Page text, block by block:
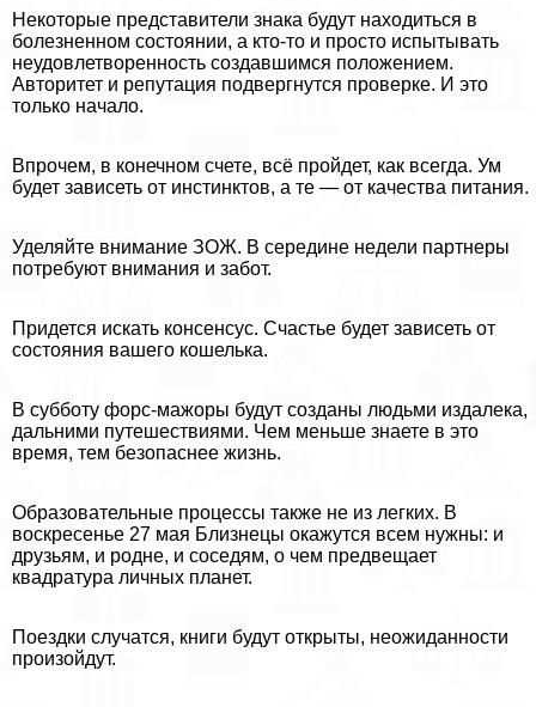
Некоторые представители знака будут находиться в
болезненном состоянии, а кто-то и просто испытывать
неудовлетворенность создавшимся положением.
Авторитет и репутация подвергнутся проверке. И это
только начало.
Впрочем, в конечном счете, всё пройдет, как всегда. Ум
будет зависеть от инстинктов, а те — от качества питания.
Уделяйте внимание ЗОЖ. В середине недели партнеры
потребуют внимания и забот.
Придется искать консенсус. Счастье будет зависеть от
состояния вашего кошелька.
В субботу форс-мажоры будут созданы людьми издалека,
дальними путешествиями. Чем меньше знаете в это
время, тем безопаснее жизнь.
Образовательные процессы также не из легких. В
воскресенье 27 мая Близнецы окажутся всем нужны: и
друзьям, и родне, и соседям, о чем предвещает
квадратура личных планет.
Поездки случатся, книги будут открыты, неожиданности
произойдут.